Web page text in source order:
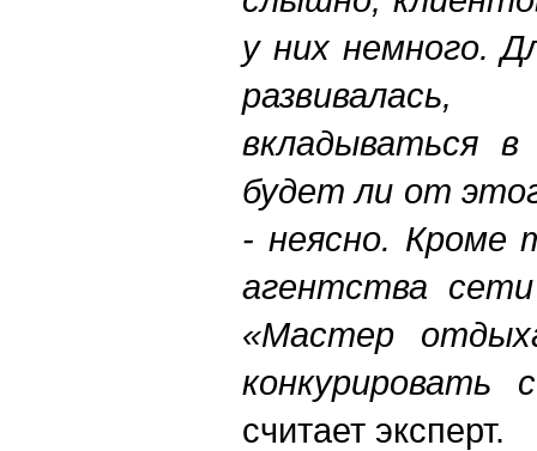
у них немного.
вкладываться
будет ли от
- неясно. Кроме
агентства
«Мастер
считает эксперт.